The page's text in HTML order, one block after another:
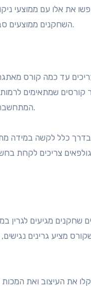
את אלו עם ממוצעי
השחקנים ממוצעים סביב 72 מכות עשוי למשוך גולפאים ברמה בינונית המחפשים חוויה תחרותית אך מהנה.
עד כמה קורס
קורסים שמתאימים
מערכת דירוג Slope, המתחשבת בקושי גם לגולפאים ברמה גבוהה וגם לגולפאים ברמה נמוכה.
צריכים לקחת
את העיצוב ואת המכות